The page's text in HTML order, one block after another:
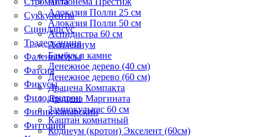
Суккуленты
Сциндапсус
Традесканция
Фаленопсисы
Фатсия
Фикусы
Филодендрон
Финик канарский
Фиттония
Алоказия Полли 25 см
Алоказия Полли 50 см
Аспидистра 60 см
Асплениум
Бамбук в камне
Денежное дерево (40 cм)
Денежное дерево (60 см)
Драцена Компакта
Драцена Маргината
Замиокулькас 60 см
Каштан комнатный
Кодиеум (кротон) Экселент (60см)